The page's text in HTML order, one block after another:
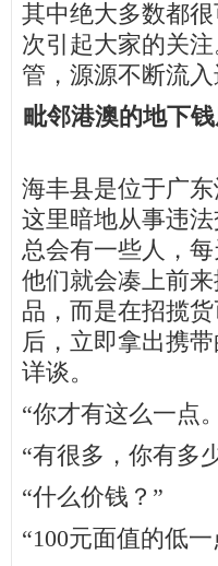
其中绝大多数都
次引起大家的关
管，源源不断流
毗邻港澳的地下
海丰县是位于广
这里暗地从事违
总会有一些人，
他们就会凑上前
品，而是在招揽
后，立即拿出携
详谈。
“你才有这么一点
“有很多，你有多
“什么价钱？”
“100元面值的低